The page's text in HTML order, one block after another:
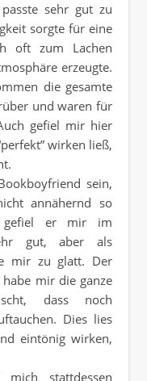
sehr gut zu
sorgte für eine
oft zum Lachen
erzeugte.
die gesamte
und waren für
gefiel mir hier
wirken ließ,
sein,
annähernd so
gefiel er mir im
gut, aber als
mir zu glatt. Der
mir die ganze
dass noch
Dies lies
eintönig wirken,
stattdessen